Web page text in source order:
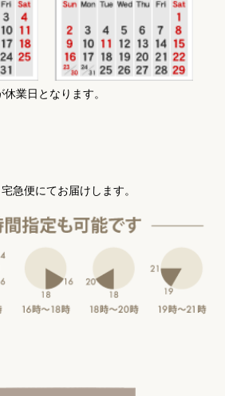
休業日となります。
急便にてお届けします。